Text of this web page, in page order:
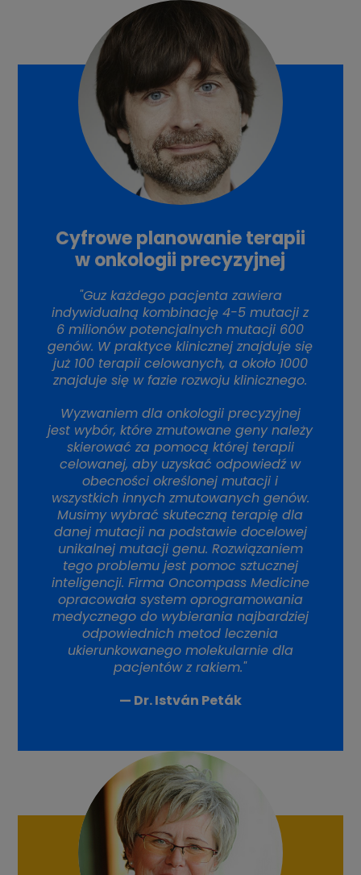
Cyfrowe planowanie terapii
w onkologii precyzyjnej
"Guz każdego pacjenta zawiera
indywidualną kombinację 4-5 mutacji z
6 milionów potencjalnych mutacji 600
genów. W praktyce klinicznej znajduje się
już 100 terapii celowanych, a około 1000
znajduje się w fazie rozwoju klinicznego.
Wyzwaniem dla onkologii precyzyjnej
jest wybór, które zmutowane geny należy
skierować za pomocą której terapii
celowanej, aby uzyskać odpowiedź w
obecności określonej mutacji i
wszystkich innych zmutowanych genów.
Musimy wybrać skuteczną terapię dla
danej mutacji na podstawie docelowej
unikalnej mutacji genu. Rozwiązaniem
tego problemu jest pomoc sztucznej
inteligencji. Firma Oncompass Medicine
opracowała system oprogramowania
medycznego do wybierania najbardziej
odpowiednich metod leczenia
ukierunkowanego molekularnie dla
pacjentów z rakiem."
— Dr. István Peták